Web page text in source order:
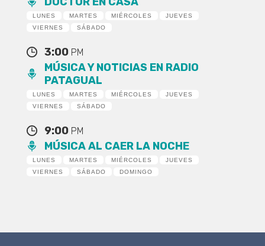
LUNES MARTES MIÉRCOLES
JUEVES
VIERNES
SÁBADO
3:00 PM
MÚSICA Y NOTICIAS EN RADIO
PATAGUAL
LUNES MARTES MIÉRCOLES
JUEVES
VIERNES
SÁBADO
9:00 PM
MÚSICA AL CAER LA NOCHE
LUNES MARTES MIÉRCOLES
JUEVES
VIERNES
SÁBADO DOMINGO